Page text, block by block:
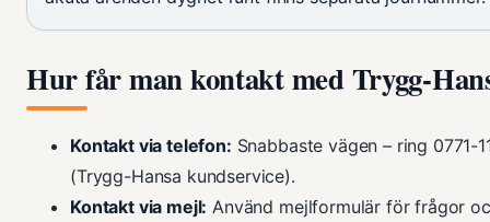
Hur får man kontakt med Trygg-
Kontakt via telefon: Snabbaste vägen – ring 0771-
(Trygg-Hansa kundservice).
Kontakt via mejl: Använd mejlformulär för frågor